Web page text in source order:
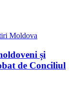
Moldova
și
de Conciliul